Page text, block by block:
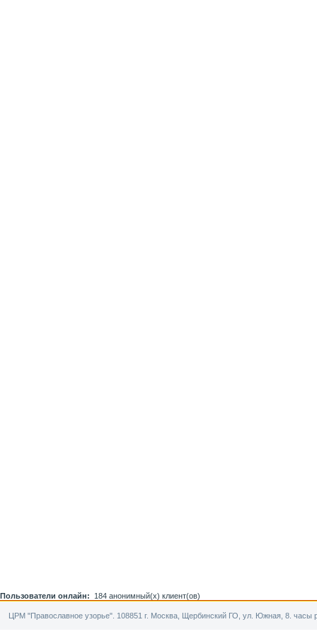
Пользователи онлайн: 184 анонимный(х) клиент(ов)
ЦРМ "Православное узорье". 108851 г. Москва, Щербинский ГО, ул. Южная, 8. часы